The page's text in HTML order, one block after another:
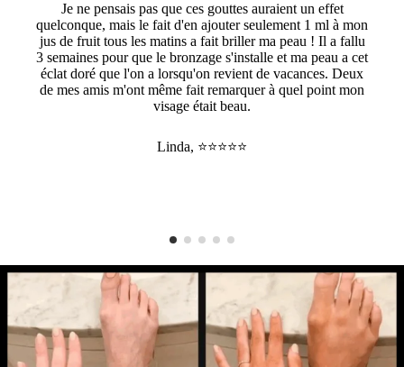
Je ne pensais pas que ces gouttes auraient un effet
quelconque, mais le fait d'en ajouter seulement 1 ml à mon
jus de fruit tous les matins a fait briller ma peau ! Il a fallu
3 semaines pour que le bronzage s'installe et ma peau a cet
éclat doré que l'on a lorsqu'on revient de vacances. Deux
de mes amis m'ont même fait remarquer à quel point mon
visage était beau.
Linda, ⭐⭐⭐⭐⭐